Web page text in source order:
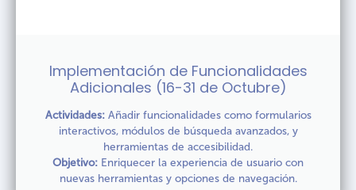
Implementación de Funcionalidades
Adicionales (16-31 de Octubre)
Actividades: Añadir funcionalidades como formularios
interactivos, módulos de búsqueda avanzados, y
herramientas de accesibilidad.
Objetivo: Enriquecer la experiencia de usuario con
nuevas herramientas y opciones de navegación.